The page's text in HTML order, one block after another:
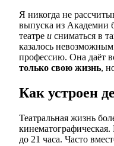
Я никогда не
выпуска из Академии
театре и сниматься в
казалось
профессию. Она даёт
только свою жизнь,
Как устроен
Театральная жизнь
до 21 часа. Часто